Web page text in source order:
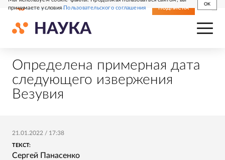
принимаете условияПользовательского соглашения
OK
СВЕЖИЙ НОМЕР ПОДПИСКА
Определена примерная дата
следующего извержения
Везувия
21.01.2022 / 17:38
ТЕКСТ:
Сергей Панасенко